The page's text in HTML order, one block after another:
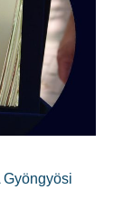
Gyöngyösi